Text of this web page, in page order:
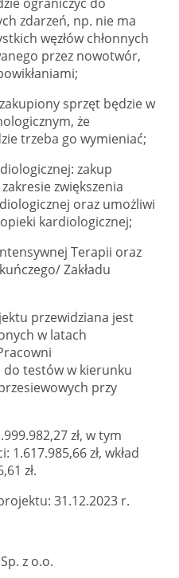
zdarzeń, np. nie ma
węzłów chłonnych
przez nowotwór,
sprzęt będzie w
że
trzeba go wymieniać;
zakup
zwiększenia
oraz umożliwi
kardiologicznej;
Terapii oraz
Zakładu
przewidziana jest
w latach
testów w kierunku
przy
zł, w tym
zł, wkład
zł.
31.12.2023 r.
z o.o.